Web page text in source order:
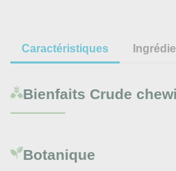
Caractéristiques
Bienfaits Crude
Botanique